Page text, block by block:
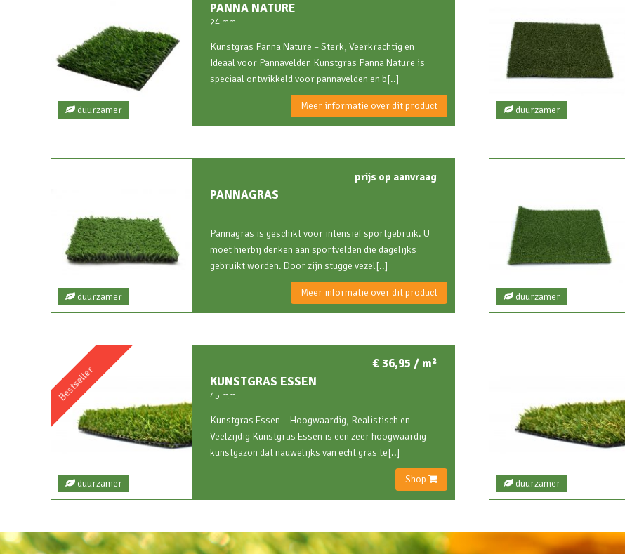
duurzamer
PANNA NATURE
24 mm
Kunstgras Panna Nature – Sterk, Veerkrachtig en
Ideaal voor Pannavelden Kunstgras Panna Nature is
speciaal ontwikkeld voor pannavelden en b[..]
Meer informatie over dit product duurzamer
duurzamer
PANNAGRAS
prijs op aanvraag
Pannagras is geschikt voor intensief sportgebruik. U
moet hierbij denken aan sportvelden die dagelijks
gebruikt worden. Door zijn stugge vezel[..]
Meer informatie over dit product duurzamer
Bestseller
duurzamer
KUNSTGRAS ESSEN
45 mm
€ 36,95 / m²
Kunstgras Essen – Hoogwaardig, Realistisch en
Veelzijdig Kunstgras Essen is een zeer hoogwaardig
kunstgazon dat nauwelijks van echt gras te[..]
Shop duurzamer